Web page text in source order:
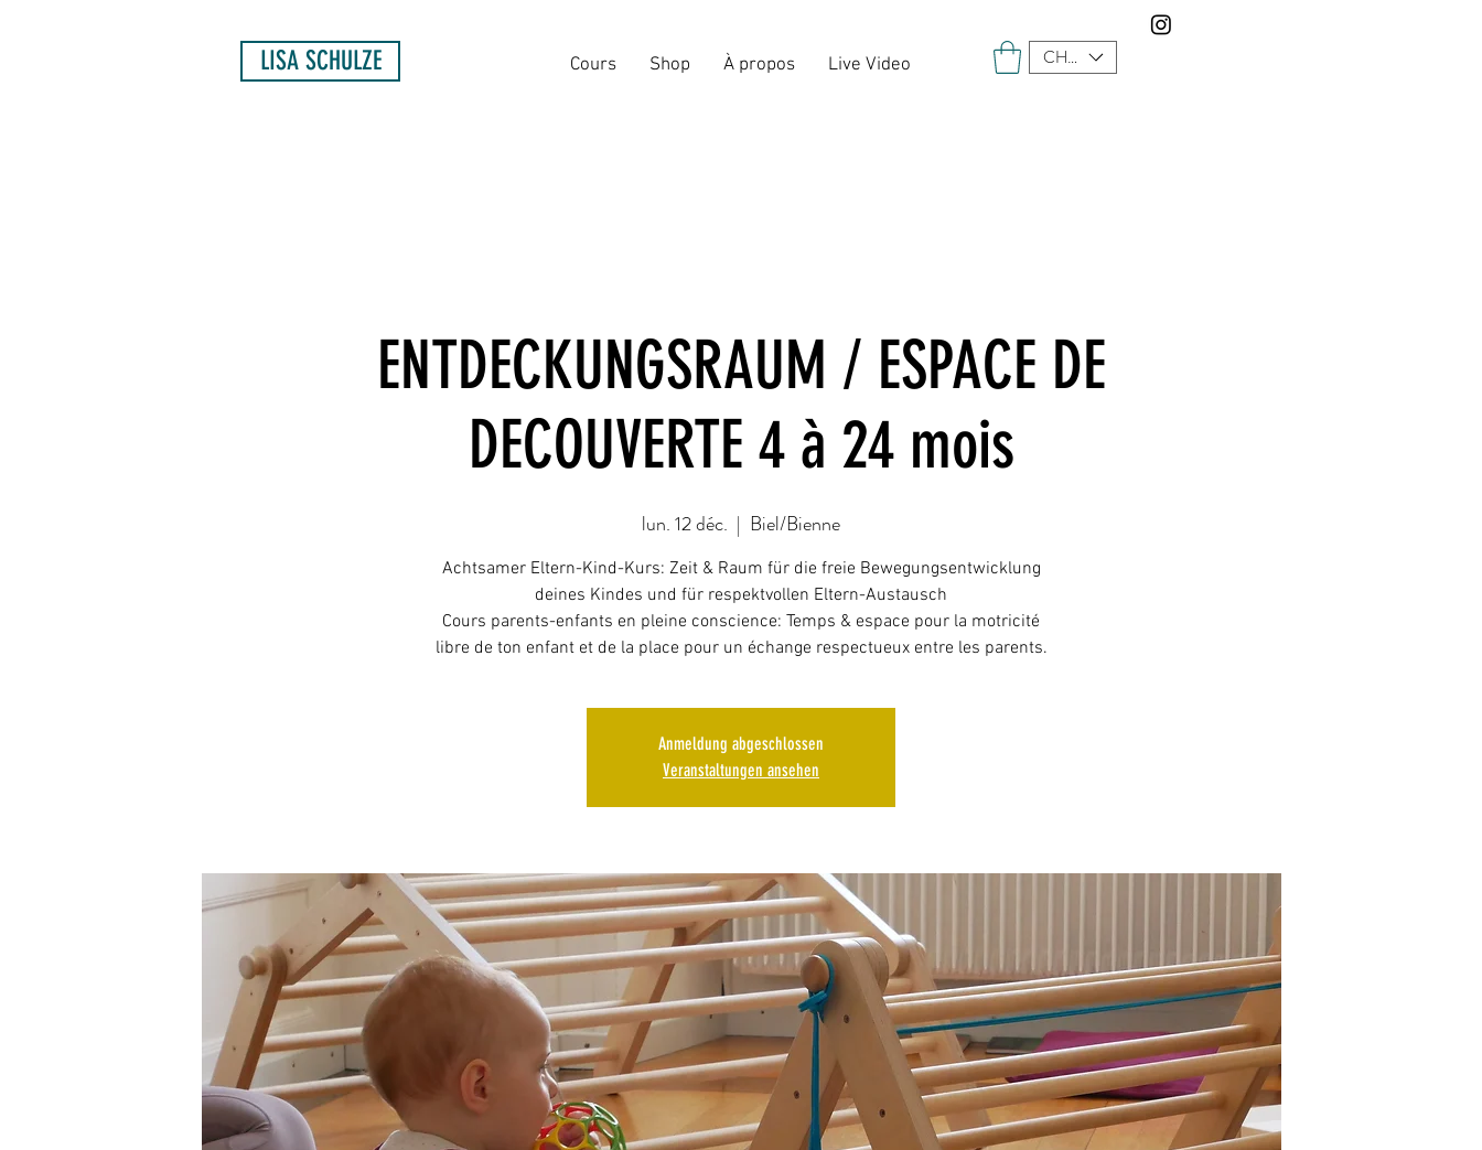
Cours Shop À propos Live Video
LISA SCHULZE CHF (CHF)
ENTDECKUNGSRAUM / ESPACE DE
DECOUVERTE 4 à 24 mois
lun. 12 déc.
  |
Biel/Bienne
Achtsamer Eltern-Kind-Kurs: Zeit & Raum für die freie Bewegungsentwicklung
deines Kindes und für respektvollen Eltern-Austausch
Cours parents-enfants en pleine conscience: Temps & espace pour la motricité
libre de ton enfant et de la place pour un échange respectueux entre les parents.
Anmeldung abgeschlossen
Veranstaltungen ansehen